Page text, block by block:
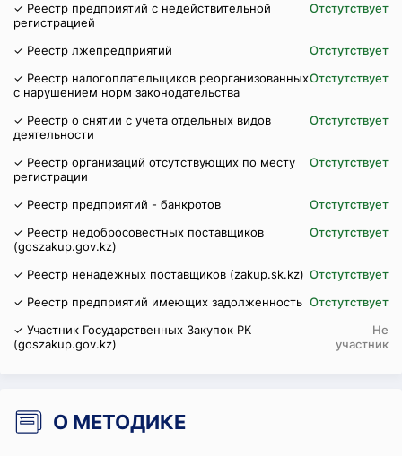
✓ Реестр предприятий с недействительной
регистрацией
Отстутствует
✓ Реестр лжепредприятий
Отстутствует
✓ Реестр налогоплательщиков реорганизованных
с нарушением норм законодательства
Отстутствует
✓ Реестр о снятии с учета отдельных видов
деятельности
Отстутствует
✓ Реестр организаций отсутствующих по месту
регистрации
Отстутствует
✓ Реестр предприятий - банкротов
Отстутствует
✓ Реестр недобросовестных поставщиков
(goszakup.gov.kz)
Отстутствует
✓ Реестр ненадежных поставщиков (zakup.sk.kz) Отстутствует
✓ Реестр предприятий имеющих задолженность Отстутствует
✓ Участник Государственных Закупок РК
(goszakup.gov.kz)
Не
участник
О МЕТОДИКЕ